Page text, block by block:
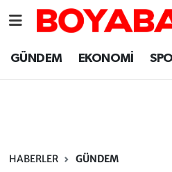
GÜNDEM EKONOMİ
HABERLER GÜNDEM
Sinop Nöbetçi
Sinop Trafik Yoğunluk